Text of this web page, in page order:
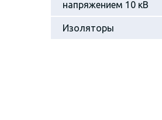
напряжением 10 кВ
Изоляторы